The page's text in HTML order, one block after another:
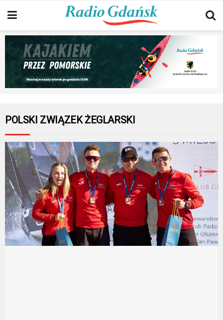
POLSKI ZWIĄZEK ŻEGLARSKI